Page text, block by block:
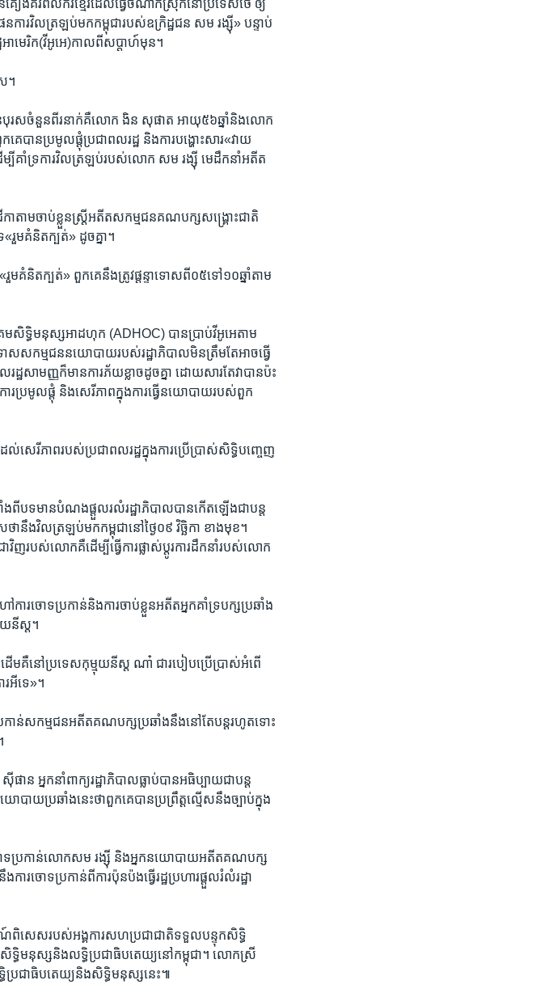
ៀងគរ​ពលករ​ខ្មែរដែល​ធ្វើ​ចំណាកស្រុក​នៅ​ប្រទេស​ថៃ​ ឲ្យ​
ការ​វិល​ត្រឡប់​មក​កម្ពុជា​របស់​ឧក្រិដ្ឋជន​ សម រង្ស៊ី» បន្ទាប់​
មេរិក(​វីអូអេ​)កាលពី​សប្តាហ៍​មុន។
។
បុរស​ចំនួន​ពីរនាក់​គឺលោក ងិន សុផាត អាយុ​៥៦​ឆ្នាំ​និង​លោក​
បាន​ប្រមូល​ផ្តុំ​ប្រជាពលរដ្ឋ​ និង​ការ​បង្ហោះ​សារ​«វាយ
គាំទ្រ​ការ​វិល​ត្រឡប់​របស់​លោក សម រង្ស៊ី ​មេដឹក​នាំ​អតីត
ា​តាម​ចាប់​ខ្លួនស្ត្រី​អតីត​សកម្មជន​គណបក្ស​សង្គ្រោះ​ជាតិ​
រួម​គំនិត​ក្បត់» ដូច​គ្នា។
គំនិត​ក្បត់» ពួកគេ​នឹង​ត្រូវ​ផ្តន្ទាទោស​ពី​០៥​ទៅ​១០​ឆ្នាំ​តាម​
សិទ្ធិ​មនុស្ស​អាដហុក (ADHOC) បាន​ប្រាប់​វីអូអេ​តាម​
ោស​សកម្ម​ជន​នយោបាយ​របស់​រដ្ឋាភិបាល​មិនត្រឹម​តែ​អាច​ធ្វើ​
រដ្ឋ​សាមញ្ញ​ក៏​មានការ​ភ័យ​ខ្លាច​ដូចគ្នា ដោយសារ​តែ​វា​បាន​ប៉ះ
រ​ប្រមូល​ផ្តុំ​ និង​សេរី​ភាព​ក្នុង​ការ​ធ្វើ​នយោបាយ​របស់​ពួក
ល់សេរីភាព​របស់​ប្រជាពលរដ្ឋ​ក្នុង​ការ​ប្រើប្រាស់​សិទ្ធិ​បញ្ចេញ​
ពី​បទមាន​បំណង​ផ្តួល​រលំ​រដ្ឋា​ភិបាលបាន​កើតឡើង​ជាបន្ត​
នឹង​វិល​ត្រឡប់​មក​កម្ពុជា​នៅ​ថ្ងៃ​០៩ វិច្ឆិកា ខាងមុខ។
ញ​របស់​លោក​គឺ​ដើម្បី​ធ្វើ​ការ​ផ្លាស់​ប្តូរការ​ដឹក​នាំ​របស់​លោក​
ចោទ​ប្រកាន់​និង​ការ​ចាប់​ខ្លួន​អតីតអ្នក​គាំទ្រ​បក្ស​ប្រឆាំង​
យនីស្ត។​
ើម​គឺ​នៅ​ប្រទេស​កុម្មុយនីស្ត​ ណា៎ ជា​របៀបប្រើប្រាស់​អំពើ​
អីទេ»។
រកាន់​សកម្មជនអតីត​គណបក្ស​ប្រឆាំង​នឹង​នៅ​តែ​បន្ត​រហូត​ទោះ​
អ្នក​នាំពាក្យ​រដ្ឋា​ភិបាលធ្លាប់​បាន​អធិប្បាយ​ជា​បន្ត​
បាយ​ប្រឆាំង​នេះ​ថាពួក​គេ​បាន​ប្រព្រឹត្ត​ល្មើស​នឹង​ច្បាប់​ក្នុង​
ោទ​ប្រកាន់​លោក​សម រង្ស៊ី និង​អ្ន​ក​នយោបាយ​អតីត​គណបក្ស​
រ​ចោទ​ប្រកាន់​ពី​ការ​ប៉ុនប៉ង​ធ្វើ​រដ្ឋ​ប្រហារ​ផ្តួល​រំលំ​រដ្ឋា​
ពិសេស​របស់អង្គការ​សហ​ប្រជា​ជាតិ​ទទួល​បន្ទុក​សិទ្ធិ​
សិទ្ធិ​មនុស្ស​និង​លទ្ធិ​ប្រជាធិបតេយ្យនៅ​កម្ពុជា​។ ​លោកស្រី​
រជាធិបតេយ្យ​និង​សិទ្ធិ​មនុស្ស​នេះ៕